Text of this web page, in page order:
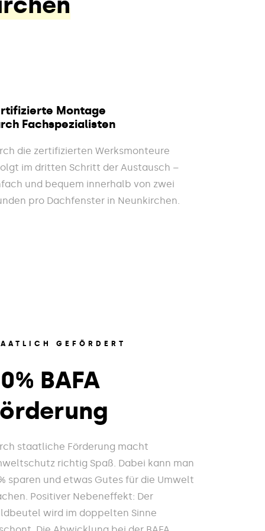
Montage
Fachspezialisten
die zertifizierten Werksmonteure
im dritten Schritt der Austausch –
und bequem innerhalb von zwei
pro Dachfenster in Neunkirchen.
GEFÖRDERT
BAFA
staatliche Förderung macht
richtig Spaß. Dabei kann man
sparen und etwas Gutes für die Umwelt
Positiver Nebeneffekt: Der
wird im doppelten Sinne